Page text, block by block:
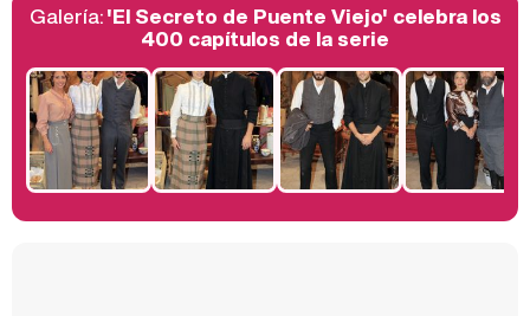
Belén Esteban: "Estoy emocionada, muy contenta y muy feliz por llegar a RTVE"
Manu Baqueiro: "Tuve como referente a Bruce Willis en 'Luz de Luna' para mi trabajo en la serie 'Perdiendo el juicio'"
Galería:'El Secreto de Puente Viejo' celebra los
400 capítulos de la serie